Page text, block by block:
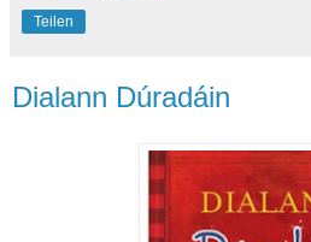
Teilen
Dialann Dúradáin